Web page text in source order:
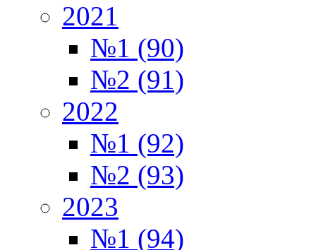
2021
№1 (90)
№2 (91)
2022
№1 (92)
№2 (93)
2023
№1 (94)